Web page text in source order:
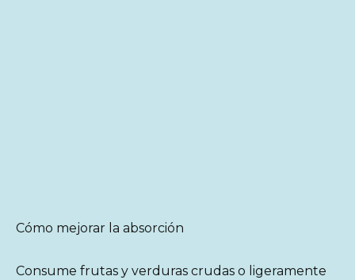
Cómo mejorar la absorción
Consume frutas y verduras crudas o ligeramente